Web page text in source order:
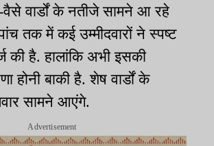
वार्डों के नतीजे सामने आ रहे
तक में कई उम्मीदवारों ने स्पष्ट
की है. हालांकि अभी इसकी
होनी बाकी है. शेष वार्डों के
सामने आएंगे.
Advertisement